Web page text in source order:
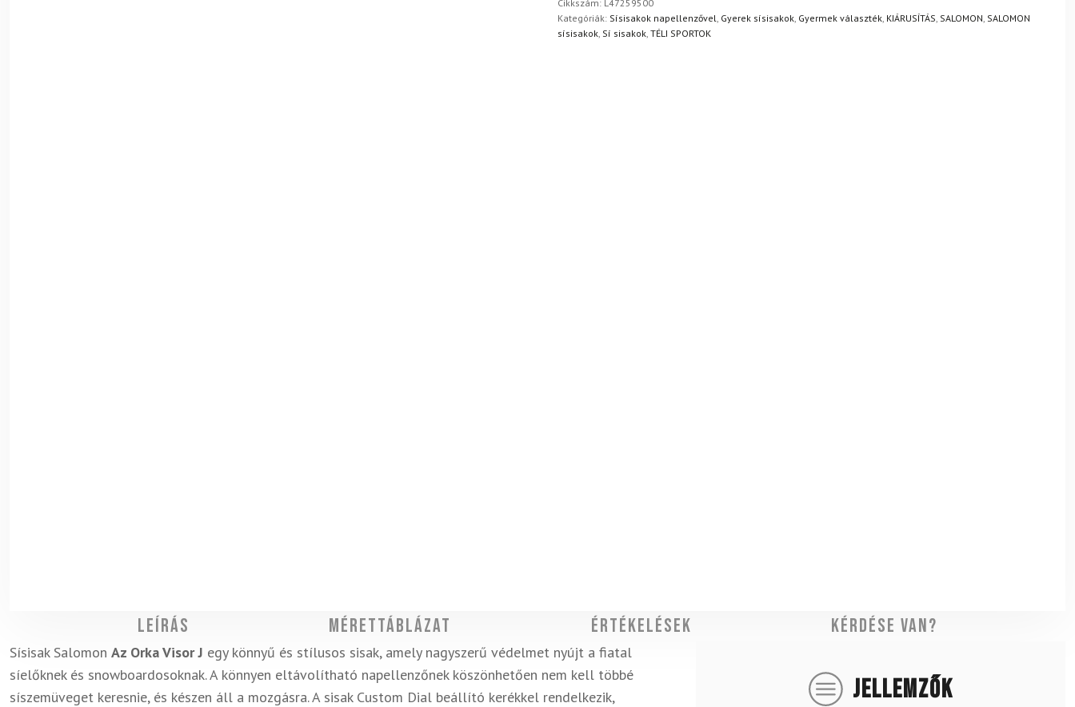
Cikkszám: L47259500
Kategóriák: Sísisakok napellenzővel Gyerek sísisakok, Gyermek választék, KIÁRUSÍTÁS SALOMON SALOMON
sísisakok, Sí sisakok, TÉLI SPORTOK
Leírás Mérettáblázat Értékelések Kérdése van?
Sísisak Salomon Az Orka Visor J egy könnyű és stílusos sisak, amely nagyszerű védelmet nyújt a fiatal
síelőknek és snowboardosoknak. A könnyen eltávolítható napellenzőnek köszönhetően nem kell többé
síszemüveget keresnie, és készen áll a mozgásra. A sisak Custom Dial beállító kerékkel rendelkezik,
JELLEMZŐK